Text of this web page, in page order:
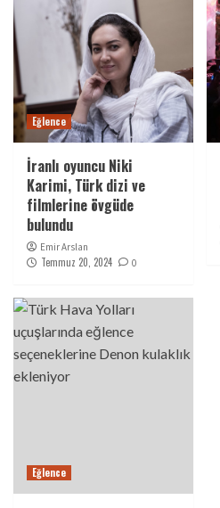
Eğlence
İranlı oyuncu Niki
Karimi, Türk dizi ve
filmlerine övgüde
bulundu
Emir Arslan
Temmuz 20, 2024 0
Eğlence